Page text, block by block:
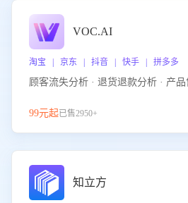
VOC.AI
淘宝 | 京东 | 抖音 | 快手 | 拼多多
顾客流失分析 · 退货退款分析 · 产
99元起已售2950+
知立方